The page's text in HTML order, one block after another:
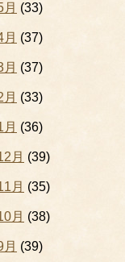
(33)
(37)
(37)
(33)
(36)
月 (39)
月 (35)
月 (38)
(39)